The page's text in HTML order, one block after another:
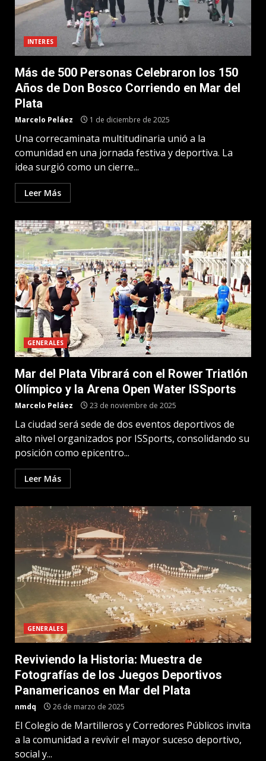
INTERES
Más de 500 Personas Celebraron los 150
Años de Don Bosco Corriendo en Mar del
Plata
Marcelo Peláez 1 de diciembre de 2025
Una correcaminata multitudinaria unió a la
comunidad en una jornada festiva y deportiva. La
idea surgió como un cierre...
Leer Más
GENERALES
Mar del Plata Vibrará con el Rower Triatlón
Olímpico y la Arena Open Water ISSports
Marcelo Peláez 23 de noviembre de 2025
La ciudad será sede de dos eventos deportivos de
alto nivel organizados por ISSports, consolidando su
posición como epicentro...
Leer Más
GENERALES
Reviviendo la Historia: Muestra de
Fotografías de los Juegos Deportivos
Panamericanos en Mar del Plata
nmdq 26 de marzo de 2025
El Colegio de Martilleros y Corredores Públicos invita
a la comunidad a revivir el mayor suceso deportivo,
social y...